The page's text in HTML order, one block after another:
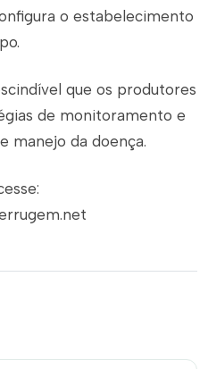
o estabelecimento
que os produtores
de monitoramento e
manejo da doença.